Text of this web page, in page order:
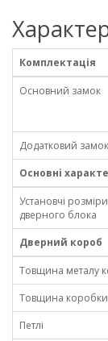
Комплектація
Основний замок
Додатковий замок
Основні
Установчі розміри
дверного блока
Дверний короб
Товщина металу
Товщина коробки
Петлі